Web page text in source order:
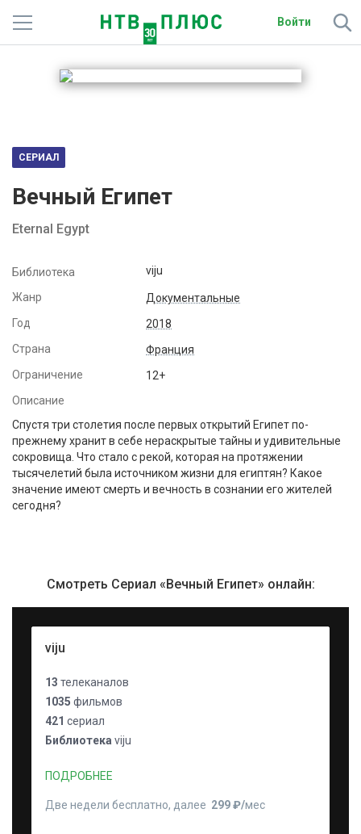
Войти
Телеканалы
О сайте
Активировать промокод
СЕРИАЛ
Вечный Египет
Eternal Egypt
Библиотека viju
Жанр
Документальные
Год
2018
Страна
Франция
Ограничение
12+
Описание
Спустя три столетия после первых открытий Египет по-
прежнему хранит в себе нераскрытые тайны и удивительные
сокровища. Что стало с рекой, которая на протяжении
тысячелетий была источником жизни для египтян? Какое
значение имеют смерть и вечность в сознании его жителей
сегодня?
Смотреть Сериал «Вечный Египет» онлайн:
viju
13 телеканалов
1035 фильмов
421 сериал
Библиотека viju
ПОДРОБНЕЕ
Две недели бесплатно, далее 299 ₽⁠/⁠мес